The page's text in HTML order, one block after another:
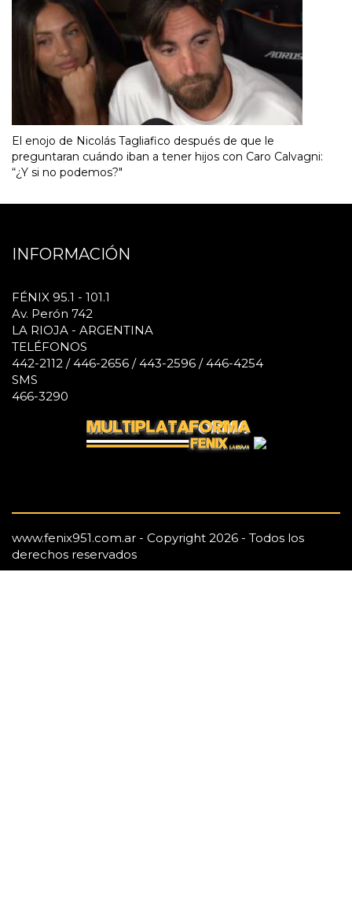
El enojo de Nicolás Tagliafico después de que le
preguntaran cuándo iban a tener hijos con Caro Calvagni:
“¿Y si no podemos?"
INFORMACIÓN
FÉNIX 95.1 - 101.1
Av. Perón 742
LA RIOJA - ARGENTINA
TELÉFONOS
442-2112 / 446-2656 / 443-2596 / 446-4254
SMS
466-3290
www.fenix951.com.ar - Copyright 2026 - Todos los
derechos reservados